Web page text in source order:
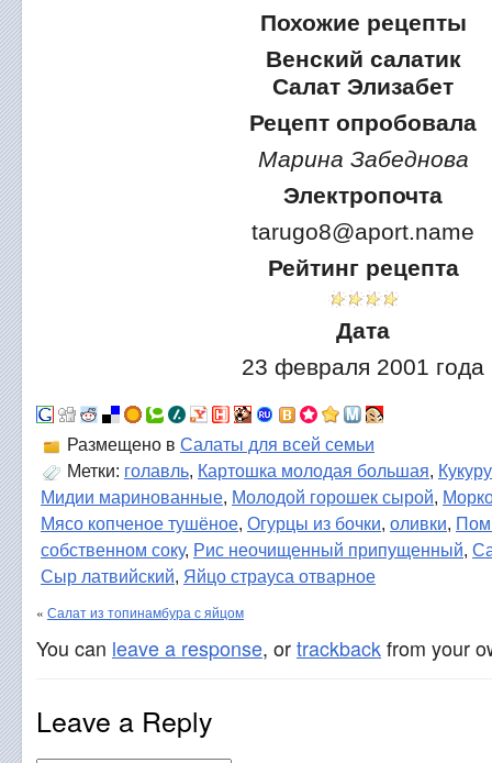
Похожие рецепты
Венский салатик
Салат Элизабет
Рецепт опробовала
Марина Забеднова
Электропочта
tarugo8@aport.name
Рейтинг рецепта
Дата
23 февраля 2001 года
Размещено в Салаты для всей семьи
Метки: голавль, Картошка молодая большая,
Мидии маринованные, Молодой горошек сырой,
Мясо копченое тушёное, Огурцы из бочки, оливки,
собственном соку, Рис неочищенный припущенный,
Сыр латвийский, Яйцо страуса отварное
« Салат из топинамбура с яйцом
You can leave a response, ortrackbackfrom your
Leave a Reply